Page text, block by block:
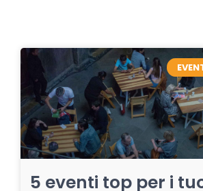
5 eventi top per i